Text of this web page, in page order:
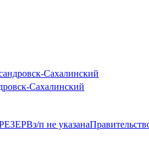
Сахалинский
Сахалинский
РЕЗЕРВз/п не указана